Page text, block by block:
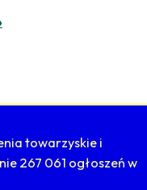
towarzyskie i
267 061 ogłoszeń w